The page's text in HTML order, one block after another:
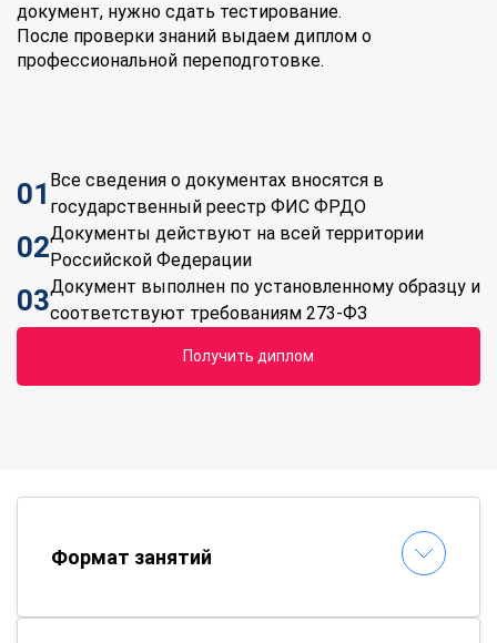
документ, нужно сдать тестирование.
После проверки знаний выдаем диплом о
профессиональной переподготовке.
01 Все сведения о документах вносятся в
государственный реестр ФИС ФРДО
02Документы действуют на всей территории
Российской Федерации
03Документ выполнен по установленному образцу и
соответствуют требованиям 273-ФЗ
Получить диплом
Формат занятий